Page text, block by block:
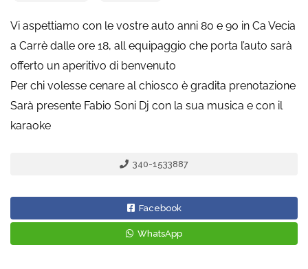
Vi aspettiamo con le vostre auto anni 80 e 90 in Ca Vecia
a Carrè dalle ore 18, all equipaggio che porta l’auto sarà
offerto un aperitivo di benvenuto
Per chi volesse cenare al chiosco è gradita prenotazione
Sarà presente Fabio Soni Dj con la sua musica e con il
karaoke
340-1533887
Facebook
WhatsApp